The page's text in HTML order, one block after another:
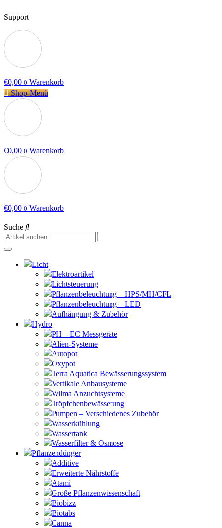
Support
€0,00 0 Warenkorb
Shop-Menü
€0,00 0 Warenkorb
€0,00 0 Warenkorb
Suche
Licht
Elektroartikel
Lichtsteuerung
Pflanzenbeleuchtung – HPS/MH/CFL
Pflanzenbeleuchtung – LED
Aufhängung & Zubehör
Hydro
PH – EC Messgeräte
Alien-Systeme
Autopot
Oxypot
Terra Aquatica Bewässerungssystem
Vertikale Anbausysteme
Wilma Anzuchtsysteme
Tröpfchenbewässerung
Pumpen – Verschiedenes Zubehör
Wasserkühlung
Wassertank
Wasserfilter & Osmose
Pflanzendünger
Additive
Erweiterte Nährstoffe
Atami
Große Pflanzenwissenschaft
Biobizz
Biotabs
Canna